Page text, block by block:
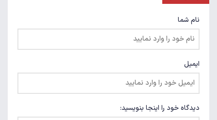
نام شما
ایمیل
دیدگاه خود را اینجا بنویسید: